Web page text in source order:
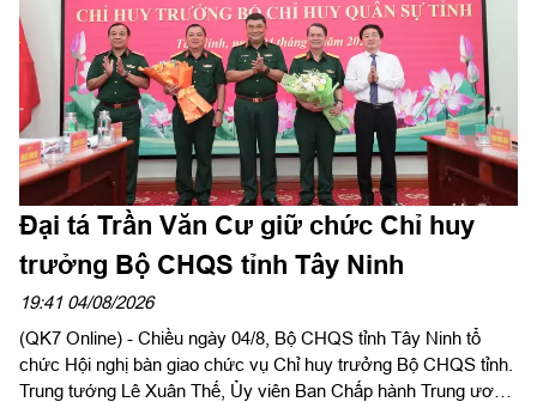
thắng”. Đồng chí Phạm Tấn Hòa, Phó chủ tịch UBND tỉnh Tây
Ninh, Trưởng ban Chỉ đạo về tìm kiếm, quy tập và xác định
danh tính hài cốt liệt sĩ tỉnh Tây Ninh chủ trì hội nghị.
Đại tá Trần Văn Cư giữ chức Chỉ huy
trưởng Bộ CHQS tỉnh Tây Ninh
19:41 04/08/2026
(QK7 Online) - Chiều ngày 04/8, Bộ CHQS tỉnh Tây Ninh tổ
chức Hội nghị bàn giao chức vụ Chỉ huy trưởng Bộ CHQS tỉnh.
Trung tướng Lê Xuân Thế, Ủy viên Ban Chấp hành Trung ương